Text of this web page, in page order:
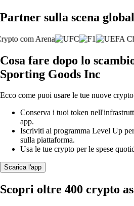
Partner sulla scena
Cosa fare dopo lo
Sporting Goods Inc
Ecco come puoi usare le tue nuove
Conserva i tuoi token
app.
Iscriviti al programma Level Up
sulla piattaforma.
Usa le tue crypto per le spese
Scarica l'app
Scopri oltre 400 crypto